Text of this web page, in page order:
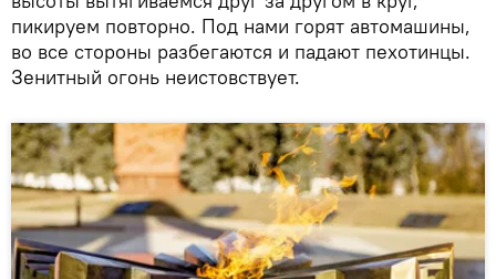
пикируем повторно. Под нами горят автомашины,
во все стороны разбегаются и падают пехотинцы.
Зенитный огонь неистовствует.